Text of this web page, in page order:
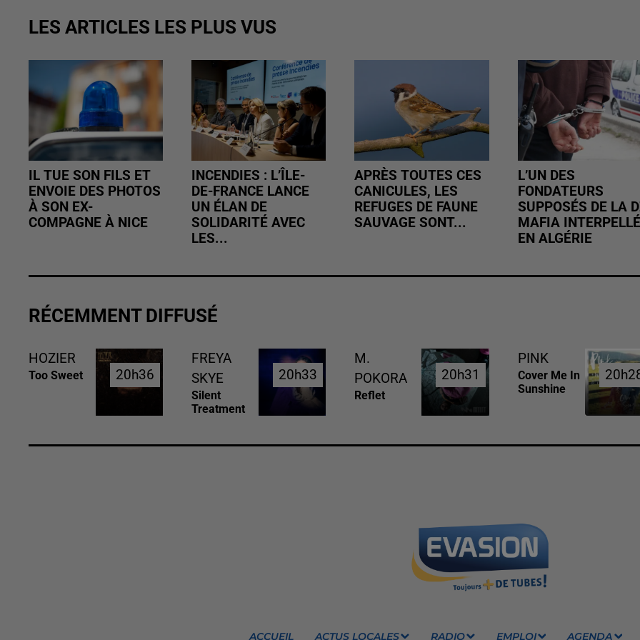
LES ARTICLES LES PLUS VUS
IL TUE SON FILS ET
ENVOIE DES PHOTOS
À SON EX-
COMPAGNE À NICE
INCENDIES : L’ÎLE-
DE-FRANCE LANCE
UN ÉLAN DE
SOLIDARITÉ AVEC
LES...
APRÈS TOUTES CES
CANICULES, LES
REFUGES DE FAUNE
SAUVAGE SONT...
L’UN DES
FONDATEURS
SUPPOSÉS DE LA
MAFIA INTERPELLÉ
EN ALGÉRIE
RÉCEMMENT DIFFUSÉ
HOZIER
Too Sweet 20h36
20h36
FREYA
SKYE
Silent
Treatment
20h33
20h33
M.
POKORA
Reflet
20h31
20h31
PINK
Cover Me In
Sunshine
ACCUEIL ACTUS LOCALES RADIO EMPLOI AGENDA